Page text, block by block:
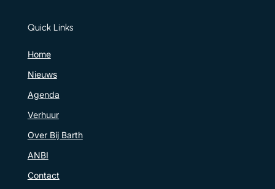
Quick Links
Home
Nieuws
Agenda
Verhuur
Over Bij Barth
ANBI
Contact